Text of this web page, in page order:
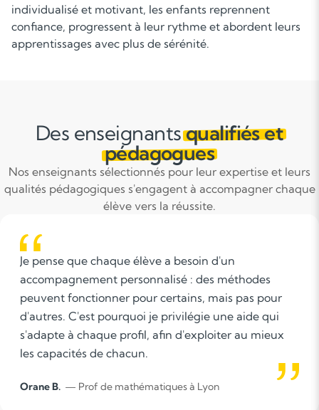
individualisé et motivant, les enfants reprennent
confiance, progressent à leur rythme et abordent leurs
apprentissages avec plus de sérénité.
Des enseignantsqualifiés et
pédagogues
Nos enseignants sélectionnés pour leur expertise et leurs
qualités pédagogiques s'engagent à accompagner chaque
élève vers la réussite.
Pour moi, il existe plusieurs façons de transmettre
des connaissances et un professeur en classe n'a
pas forcément le temps d'en aborder suffisamment.
Avoir un suivi personnalisé permet à chaque
étudiant d'avoir le temps d'apprendre à sa façon.
Héloïse W.— Prof de Mathématiques à Lyon